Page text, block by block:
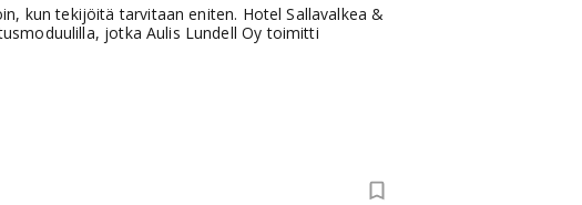
kun tekijöitä tarvitaan eniten. Hotel Sallavalkea &
jotka Aulis Lundell Oy toimitti